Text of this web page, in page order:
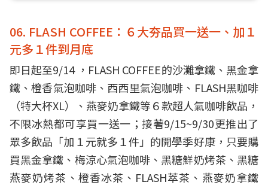
06. FLASH COFFEE：６大夯品買一送一、加１
元多１件到月底
即日起至9/14 ，FLASH COFFEE的沙灘拿鐵、黑金拿
鐵、橙香氣泡咖啡、西西里氣泡咖啡、FLASH黑咖啡
（特大杯XL）、燕麥奶拿鐵等６款超人氣咖啡飲品，
不限冰熱都可享買一送一；接著9/15~9/30更推出了
眾多飲品「加１元就多１件」的開學季好康，只要購
買黑金拿鐵、梅涼心氣泡咖啡、黑糖鮮奶烤茶、黑糖
燕麥奶烤茶、橙香冰茶、FLASH萃茶、燕麥奶拿鐵